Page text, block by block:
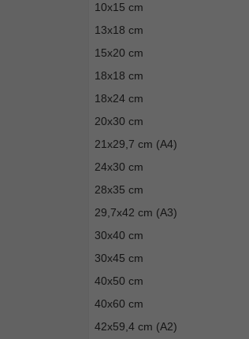
10x15 cm
13x18 cm
15x20 cm
18x18 cm
18x24 cm
20x30 cm
21x29,7 cm (A4)
24x30 cm
28x35 cm
29,7x42 cm (A3)
30x40 cm
30x45 cm
40x50 cm
40x60 cm
42x59,4 cm (A2)